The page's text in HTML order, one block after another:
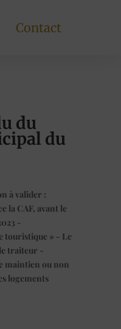
Contact
du
du
à valider :
la CAF, avant le
-
touristique » - Le
traiteur -
maintien ou non
logements